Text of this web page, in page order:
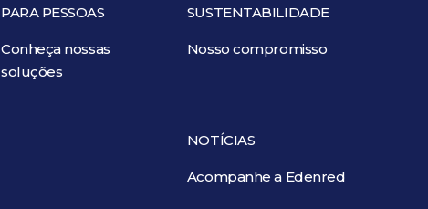
PARA PESSOAS
Conheça nossas
soluções
SUSTENTABILIDADE
Nosso compromisso
NOTÍCIAS
Acompanhe a Edenred